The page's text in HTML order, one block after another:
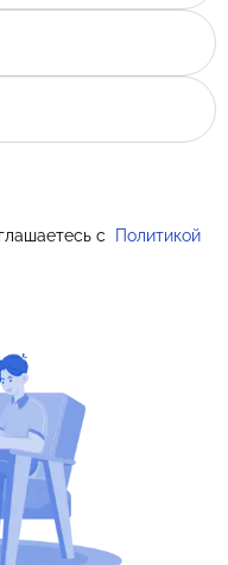
с
Политикой